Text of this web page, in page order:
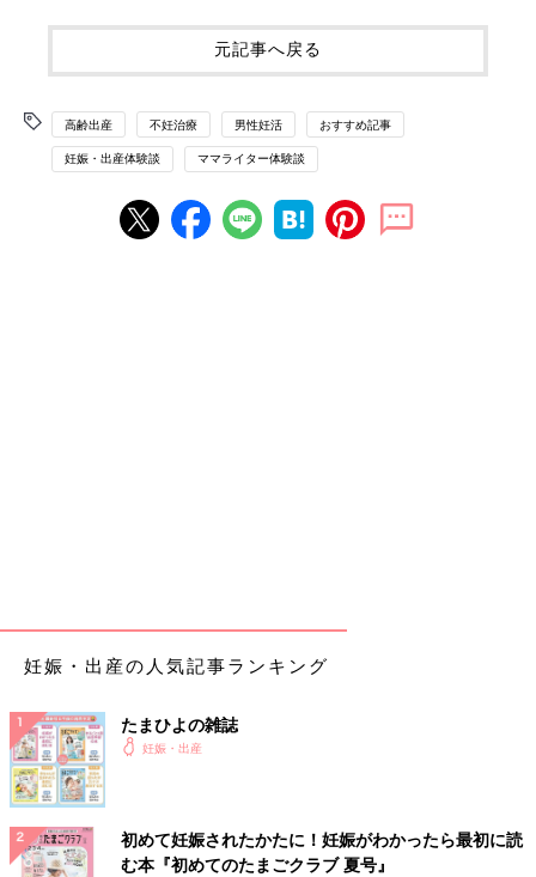
元記事へ戻る
高齢出産 不妊治療 男性妊活 おすすめ記事
妊娠・出産体験談 ママライター体験談
妊娠・出産の人気記事ランキング
たまひよの雑誌
妊娠・出産
初めて妊娠されたかたに！妊娠がわかったら最初に読
む本『初めてのたまごクラブ 夏号』